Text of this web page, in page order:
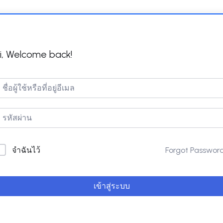
Welcome back!
จำฉันไว้ Forgot
เข้าสู่ระบบ